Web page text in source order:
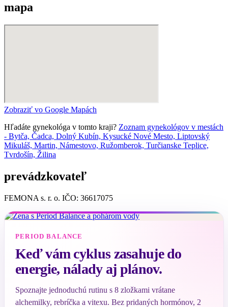
mapa
Zobraziť vo Google Mapách
Hľadáte gynekológa v tomto kraji? Zoznam gynekológov v mestách
- Bytča, Čadca, Dolný Kubín, Kysucké Nové Mesto, Liptovský
Mikuláš, Martin, Námestovo, Ružomberok, Turčianske Teplice,
Tvrdošín, Žilina
prevádzkovateľ
FEMONA s. r. o. IČO: 36617075
PERIOD BALANCE
Keď vám cyklus zasahuje do
energie, nálady aj plánov.
Spoznajte jednoduchú rutinu s 8 zložkami vrátane
alchemilky, rebríčka a vitexu. Bez pridaných hormónov, 2